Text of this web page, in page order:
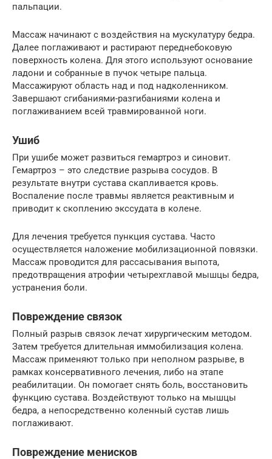
пальпации.
Массаж начинают с воздействия на мускулатуру бедра.
Далее поглаживают и растирают переднебоковую
поверхность колена. Для этого используют основание
ладони и собранные в пучок четыре пальца.
Массажируют область над и под надколенником.
Завершают сгибаниями-разгибаниями колена и
поглаживанием всей травмированной ноги.
Ушиб
При ушибе может развиться гемартроз и синовит.
Гемартроз – это следствие разрыва сосудов. В
результате внутри сустава скапливается кровь.
Воспаление после травмы является реактивным и
приводит к скоплению экссудата в колене.
Для лечения требуется пункция сустава. Часто
осуществляется наложение мобилизационной повязки.
Массаж проводится для рассасывания выпота,
предотвращения атрофии четырехглавой мышцы бедра,
устранения боли.
Повреждение связок
Полный разрыв связок лечат хирургическим методом.
Затем требуется длительная иммобилизация колена.
Массаж применяют только при неполном разрыве, в
рамках консервативного лечения, либо на этапе
реабилитации. Он помогает снять боль, восстановить
функцию сустава. Воздействуют только на мышцы
бедра, а непосредственно коленный сустав лишь
поглаживают.
Повреждение менисков